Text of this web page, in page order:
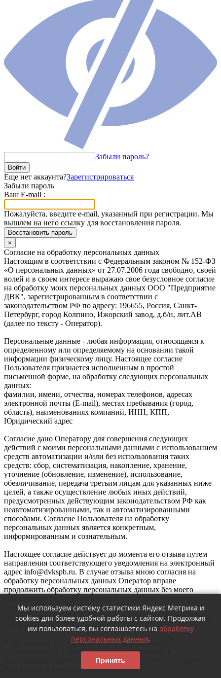
Забыли пароль?
Войти
Еще нет аккаунта?Зарегистрироваться
Забыли пароль
Ваш E-mail :
Пожалуйста, введите e-mail, указанный при регистрации. Мы
вышлем на него ссылку для восстановления пароля.
Восстановить пароль
×
Согласие на обработку персональных данных
Настоящим в соответствии с Федеральным законом № 152-ФЗ
«О персональных данных» от 27.07.2006 года свободно, своей
волей и в своем интересе выражаю свое безусловное согласие
на обработку моих персональных данных ООО "Предприятие
ДВК", зарегистрированным в соответствии с
законодательством РФ по адресу: 196655, Россия, Санкт-
Петербург, город Колпино, Ижорский завод, д.б/н, лит.АВ
(далее по тексту - Оператор).
Персональные данные - любая информация, относящаяся к
определенному или определяемому на основании такой
информации физическому лицу. Настоящее согласие
Пользователя признается исполненным в простой
письменной форме, на обработку следующих персональных
данных:
фамилии, имени, отчества, номерах телефонов, адресах
электронной почты (E-mail), местах пребывания (город,
область), наименованиях компаний, ИНН, КПП,
Юридический адрес
Согласие дано Оператору для совершения следующих
действий с моими персональными данными с использованием
средств автоматизации и/или без использования таких
средств: сбор, систематизация, накопление, хранение,
уточнение (обновление, изменение), использование,
обезличивание, передача третьим лицам для указанных ниже
целей, а также осуществление любых иных действий,
предусмотренных действующим законодательством РФ как
неавтоматизированными, так и автоматизированными
способами. Согласие Пользователя на обработку
персональных данных является конкретным,
информированным и сознательным.
Настоящее согласие действует до момента его отзыва путем
направления соответствующего уведомления на электронный
адрес info@dvkspb.ru. В случае отзыва мною согласия на
обработку персональных данных Оператор вправе
продолжить обработку персональных данных без моего
части 1 статьи 6, части 2 статьи 10 и части 2 статьи 11
Федерального закона №152-ФЗ «О персональных данных» от
26.06.2006 г.
К настоящему Соглашению и отношениям между
пользователем и Сайтом, возникающим в связи с
применением Соглашения, подлежит применению право
Российской Федерации.
Мы используем систему статистики Яндекс Метрика и
cookies для более удобной работы с сайтом. Продолжая
им пользоваться, вы соглашаетесь на обработку
персональных данных.
Принять